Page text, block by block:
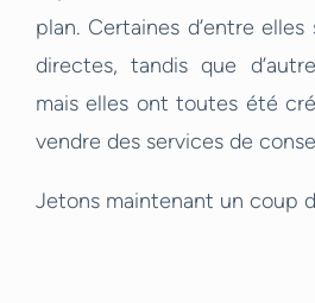
plan. Certaines d’entre
directes, tandis que
mais elles ont toutes été
vendre des services de
Jetons maintenant un coup